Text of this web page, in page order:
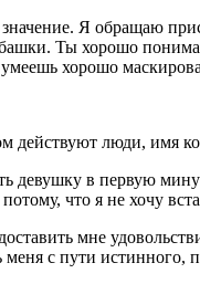
Я обращаю
Ты хорошо
хорошо
действуют люди, имя
девушку в первую
что я не хочу
мне
с пути истинного,